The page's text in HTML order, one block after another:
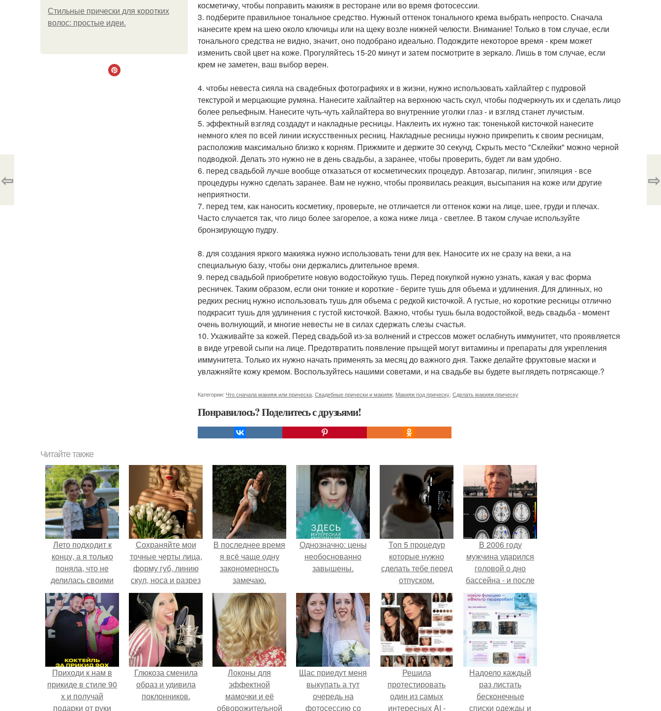
Стильные прически для коротких
волос: простые идеи.
косметичку, чтобы поправить макияж в ресторане или во время фотосессии.
3. подберите правильное тональное средство. Нужный оттенок тонального крема выбрать непросто. Сначала
нанесите крем на шею около ключицы или на щеку возле нижней челюсти. Внимание! Только в том случае, если
тонального средства не видно, значит, оно подобрано идеально. Подождите некоторое время - крем может
изменить свой цвет на коже. Прогуляйтесь 15-20 минут и затем посмотрите в зеркало. Лишь в том случае, если
крем не заметен, ваш выбор верен.
4. чтобы невеста сияла на свадебных фотографиях и в жизни, нужно использовать хайлайтер с пудровой
текстурой и мерцающие румяна. Нанесите хайлайтер на верхнюю часть скул, чтобы подчеркнуть их и сделать лицо
более рельефным. Нанесите чуть-чуть хайлайтера во внутренние уголки глаз - и взгляд станет лучистым.
5. эффектный взгляд создадут и накладные ресницы. Наклеить их нужно так: тоненькой кисточкой нанесите
немного клея по всей линии искусственных ресниц. Накладные ресницы нужно прикрепить к своим ресницам,
расположив максимально близко к корням. Прижмите и держите 30 секунд. Скрыть место "Склейки" можно черной
подводкой. Делать это нужно не в день свадьбы, а заранее, чтобы проверить, будет ли вам удобно.
6. перед свадьбой лучше вообще отказаться от косметических процедур. Автозагар, пилинг, эпиляция - все
процедуры нужно сделать заранее. Вам не нужно, чтобы проявилась реакция, высыпания на коже или другие
неприятности.
7. перед тем, как наносить косметику, проверьте, не отличается ли оттенок кожи на лице, шее, груди и плечах.
Часто случается так, что лицо более загорелое, а кожа ниже лица - светлее. В таком случае используйте
бронзирующую пудру.
8. для создания яркого макияжа нужно использовать тени для век. Наносите их не сразу на веки, а на
специальную базу, чтобы они держались длительное время.
9. перед свадьбой приобретите новую водостойкую тушь. Перед покупкой нужно узнать, какая у вас форма
ресничек. Таким образом, если они тонкие и короткие - берите тушь для объема и удлинения. Для длинных, но
редких ресниц нужно использовать тушь для объема с редкой кисточкой. А густые, но короткие ресницы отлично
подкрасит тушь для удлинения с густой кисточкой. Важно, чтобы тушь была водостойкой, ведь свадьба - момент
очень волнующий, и многие невесты не в силах сдержать слезы счастья.
10. Ухаживайте за кожей. Перед свадьбой из-за волнений и стрессов может ослабнуть иммунитет, что проявляется
в виде угревой сыпи на лице. Предотвратить появление прыщей могут витамины и препараты для укрепления
иммунитета. Только их нужно начать применять за месяц до важного дня. Также делайте фруктовые маски и
увлажняйте кожу кремом. Воспользуйтесь нашими советами, и на свадьбе вы будете выглядеть потрясающе.?
Категории: Что сначала макияж или прическа Свадебные прически и макияж Макияж под прическу Сделать макияж прическу
Понравилось? Поделитесь с друзьями!
⇦ ⇨
Читайте также
Лето подходит к
концу, а я только
поняла, что не
делилась своими
хорошенькими
выпускницами?
Сохраняйте мои
точные черты лица,
форму губ, линию
скул, носа и разрез
глаз.
В последнее время
я всё чаще одну
закономерность
замечаю.
Однозначно: цены
необоснованно
завышены.
Топ 5 процедур
которые нужно
сделать тебе перед
отпуском.
В 2006 году
мужчина ударился
головой о дно
бассейна - и после
этого его жизнь
изменилась самым
странным образом.
Приходи к нам в
прикиде в стиле 90
х и получай
подарки от руки
Глюкоза сменила
образ и удивила
поклонников.
Локоны для
эффектной
мамочки и её
обворожительной
Щас приедут меня
выкупать а тут
очередь на
фотосессию со
Решила
протестировать
один из самых
интересных AI -
Надоело каждый
раз листать
бесконечные
списки одежды и